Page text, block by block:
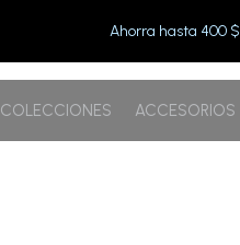
Ahorra hasta 400 $
COLECCIONES ACCESORIOS